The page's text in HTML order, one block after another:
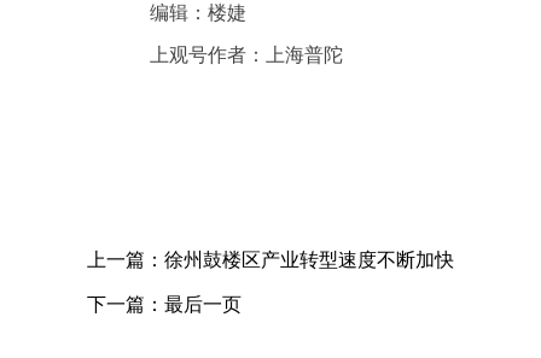
编辑：楼婕
上观号作者：上海普陀
上一篇： 徐州鼓楼区产业转型速度不断加快
下一篇： 最后一页